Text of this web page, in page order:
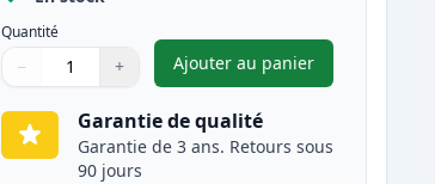
Quantité
Quantité
Utilisez les boutons pour ajuster
− +
Quantité
Ajouter au panier
,Pack de 2 Brother
Garantie de qualité
Garantie de 3 ans. Retours sous
90 jours